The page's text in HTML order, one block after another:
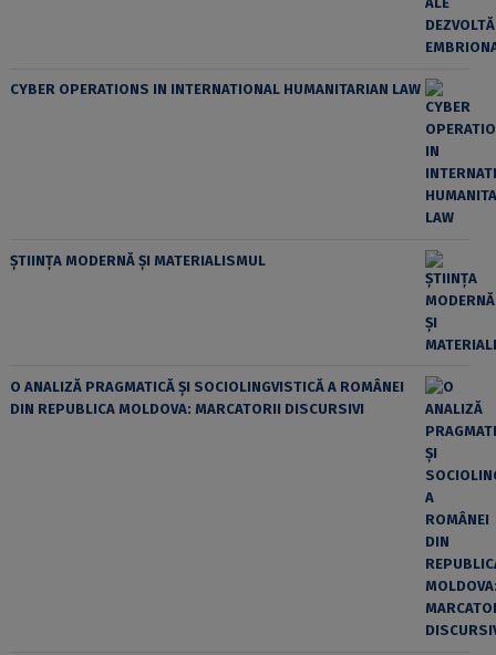
CYBER OPERATIONS IN INTERNATIONAL HUMANITARIAN LAW
ȘTIINȚA MODERNĂ ȘI MATERIALISMUL
O ANALIZĂ PRAGMATICĂ ȘI SOCIOLINGVISTICĂ A ROMÂNEI
DIN REPUBLICA MOLDOVA: MARCATORII DISCURSIVI